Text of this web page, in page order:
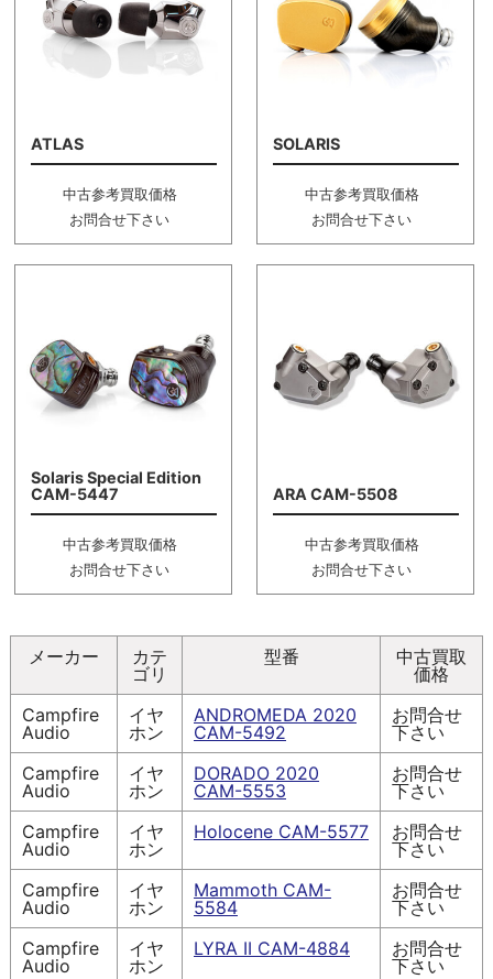
ATLAS
中古参考買取価格
お問合せ下さい
SOLARIS
中古参考買取価格
お問合せ下さい
Solaris Special Edition
CAM-5447
中古参考買取価格
お問合せ下さい
ARA CAM-5508
中古参考買取価格
お問合せ下さい
メーカー
カテ
ゴリ
型番
中古買取
価格
Campfire
Audio
イヤ
ホン
ANDROMEDA 2020
CAM-5492
お問合せ
下さい
Campfire
Audio
イヤ
ホン
DORADO 2020
CAM-5553
お問合せ
下さい
Campfire
Audio
イヤ
ホン
Holocene CAM-5577
お問合せ
下さい
Campfire
Audio
イヤ
ホン
Mammoth CAM-
5584
お問合せ
下さい
Campfire
Audio
イヤ
ホン
LYRA II CAM-4884
お問合せ
下さい